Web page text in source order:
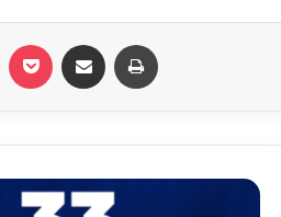
Pocket Compartilhar via e-mail